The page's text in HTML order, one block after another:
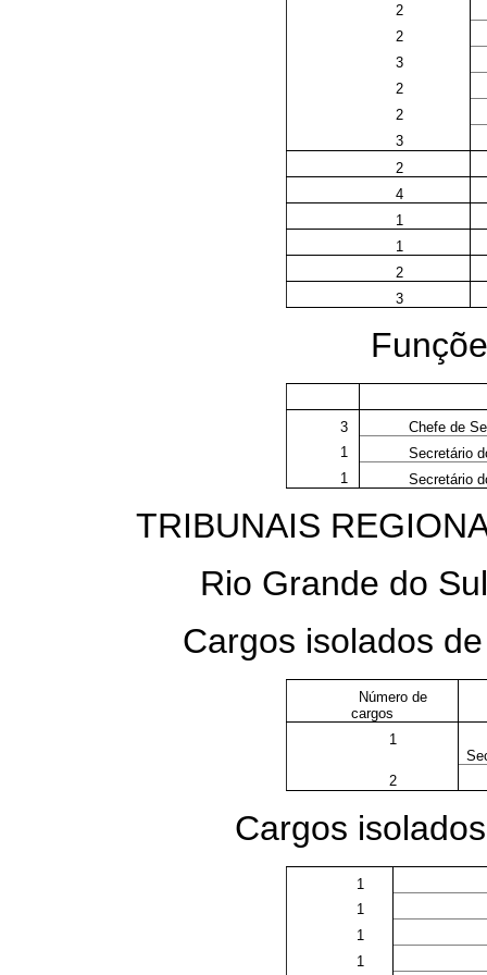
2
2
3
2
2
3
2
4
1
1
2
3
3
Chefe de
1
Secretário
1
Secretário
TRIBUNAIS
Rio Grande do
Cargos isolados
Número de
cargos
1
2
Cargos
1
1
1
1